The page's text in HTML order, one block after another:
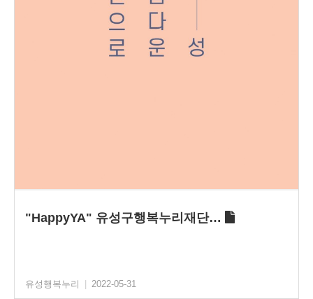
"HappyYA" 유성구행복누리재단…
유성행복누리 | 2022-05-31